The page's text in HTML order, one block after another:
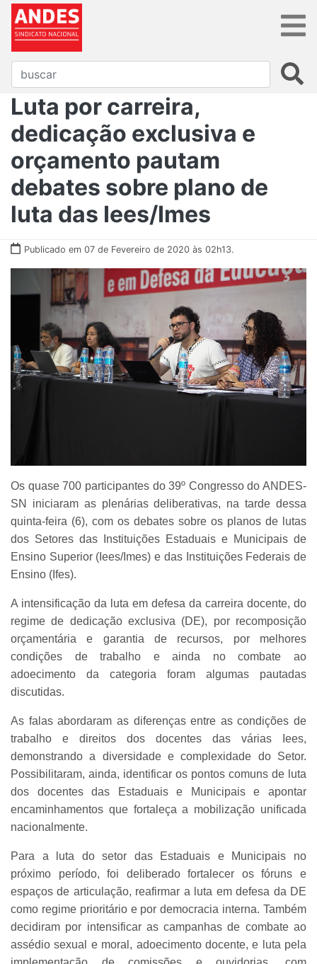
Luta por carreira,
dedicação exclusiva e
orçamento pautam
debates sobre plano de
luta das Iees/Imes
Publicado em 07 de Fevereiro de 2020 às 02h13.
Os quase 700 participantes do 39º Congresso do ANDES-
SN iniciaram as plenárias deliberativas, na tarde dessa
quinta-feira (6), com os debates sobre os planos de lutas
dos Setores das Instituições Estaduais e Municipais de
Ensino Superior (Iees/Imes) e das Instituições Federais de
Ensino (Ifes).
A intensificação da luta em defesa da carreira docente, do
regime de dedicação exclusiva (DE), por recomposição
orçamentária e garantia de recursos, por melhores
condições de trabalho e ainda no combate ao
adoecimento da categoria foram algumas pautadas
discutidas.
As falas abordaram as diferenças entre as condições de
trabalho e direitos dos docentes das várias Iees,
demonstrando a diversidade e complexidade do Setor.
Possibilitaram, ainda, identificar os pontos comuns de luta
dos docentes das Estaduais e Municipais e apontar
encaminhamentos que fortaleça a mobilização unificada
nacionalmente.
Para a luta do setor das Estaduais e Municipais no
próximo período, foi deliberado fortalecer os fóruns e
espaços de articulação, reafirmar a luta em defesa da DE
como regime prioritário e por democracia interna. Também
decidiram por intensificar as campanhas de combate ao
assédio sexual e moral, adoecimento docente, e luta pela